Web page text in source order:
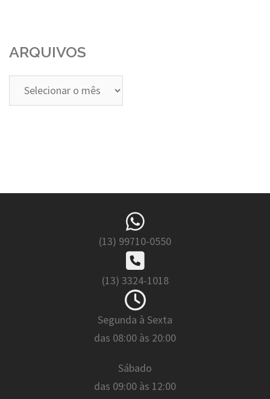
ARQUIVOS
Arquivos
(13) 99710-0550
(13) 3324-1018
Segunda à Sexta
das 08:00 às 20:00
Sábado
das 09:00 às 12:00